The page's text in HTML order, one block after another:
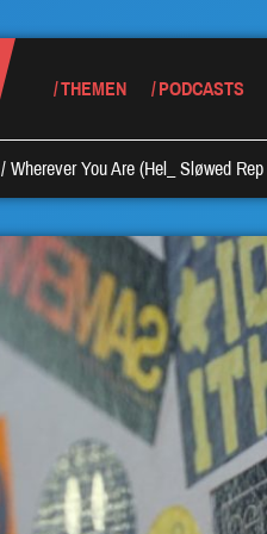
THEMEN PODCASTS
Wherever You Are (Hel_ Sløwed Rep